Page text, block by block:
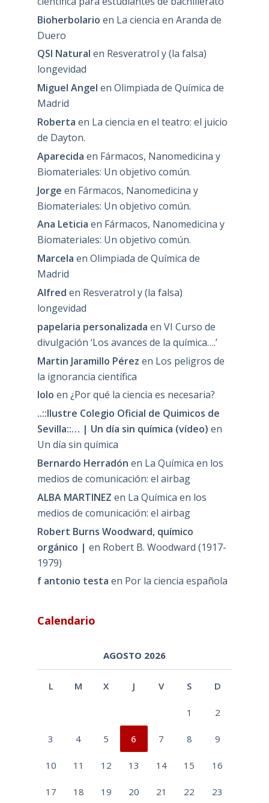
Bioherbolario en La ciencia en Aranda de
Duero
QSI Natural en Resveratrol y (la falsa)
longevidad
Miguel Angel en Olimpiada de Química de
Madrid
Roberta en La ciencia en el teatro: el juicio
de Dayton.
Aparecida en Fármacos, Nanomedicina y
Biomateriales: Un objetivo común.
Jorge en Fármacos, Nanomedicina y
Biomateriales: Un objetivo común.
Ana Leticia en Fármacos, Nanomedicina y
Biomateriales: Un objetivo común.
Marcela en Olimpiada de Química de
Madrid
Alfred en Resveratrol y (la falsa)
longevidad
papelaria personalizada en VI Curso de
divulgación ‘Los avances de la química….’
Martin Jaramillo Pérez en Los peligros de
la ignorancia científica
lolo en ¿Por qué la ciencia es necesaria?
..::Ilustre Colegio Oficial de Quimicos de
Sevilla::… | Un día sin química (vídeo) en
Un día sin química
Bernardo Herradón en La Química en los
medios de comunicación: el airbag
ALBA MARTINEZ en La Química en los
medios de comunicación: el airbag
Robert Burns Woodward, químico
orgánico | en Robert B. Woodward (1917-
1979)
f antonio testa en Por la ciencia española
Calendario
AGOSTO 2026
L M X J V S D
1 2
3 4 5 6 7 8 9
10 11 12 13 14 15 16
17 18 19 20 21 22 23